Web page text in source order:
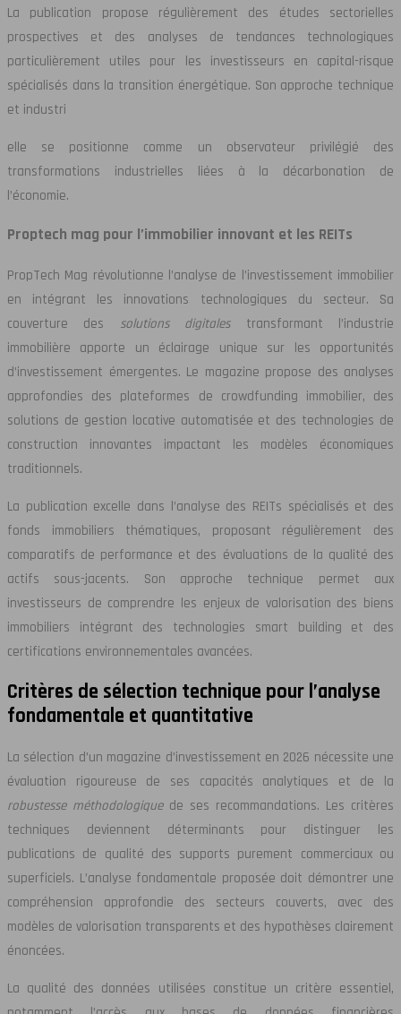
La publication propose régulièrement des études sectorielles
prospectives et des analyses de tendances technologiques
particulièrement utiles pour les investisseurs en capital-risque
spécialisés dans la transition énergétique. Son approche technique
et industri
elle se positionne comme un observateur privilégié des
transformations industrielles liées à la décarbonation de
l’économie.
Proptech mag pour l’immobilier innovant et les REITs
PropTech Mag révolutionne l’analyse de l’investissement immobilier
en intégrant les innovations technologiques du secteur. Sa
couverture des solutions digitalestransformant l’industrie
immobilière apporte un éclairage unique sur les opportunités
d’investissement émergentes. Le magazine propose des analyses
approfondies des plateformes de crowdfunding immobilier, des
solutions de gestion locative automatisée et des technologies de
construction innovantes impactant les modèles économiques
traditionnels.
La publication excelle dans l’analyse des REITs spécialisés et des
fonds immobiliers thématiques, proposant régulièrement des
comparatifs de performance et des évaluations de la qualité des
actifs sous-jacents. Son approche technique permet aux
investisseurs de comprendre les enjeux de valorisation des biens
immobiliers intégrant des technologies smart building et des
certifications environnementales avancées.
Critères de sélection technique pour l’analyse
fondamentale et quantitative
La sélection d’un magazine d’investissement en 2026 nécessite une
évaluation rigoureuse de ses capacités analytiques et de la
robustesse méthodologiquede ses recommandations. Les critères
techniques deviennent déterminants pour distinguer les
publications de qualité des supports purement commerciaux ou
superficiels. L’analyse fondamentale proposée doit démontrer une
compréhension approfondie des secteurs couverts, avec des
modèles de valorisation transparents et des hypothèses clairement
énoncées.
La qualité des données utilisées constitue un critère essentiel,